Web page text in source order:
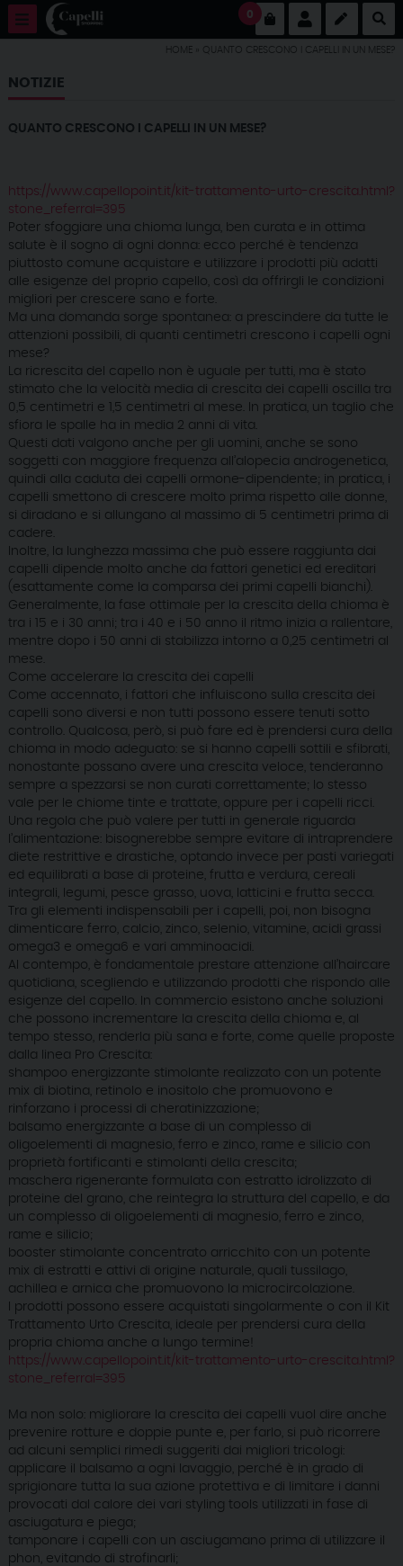
0
HOME » QUANTO CRESCONO I CAPELLI IN UN MESE?
NOTIZIE
QUANTO CRESCONO I CAPELLI IN UN MESE?
https://www.capellopoint.it/kit-trattamento-urto-crescita.html?
stone_referral=395
Poter sfoggiare una chioma lunga, ben curata e in ottima
salute è il sogno di ogni donna: ecco perché è tendenza
piuttosto comune acquistare e utilizzare i prodotti più adatti
alle esigenze del proprio capello, così da offrirgli le condizioni
migliori per crescere sano e forte.
Ma una domanda sorge spontanea: a prescindere da tutte le
attenzioni possibili, di quanti centimetri crescono i capelli ogni
mese?
La ricrescita del capello non è uguale per tutti, ma è stato
stimato che la velocità media di crescita dei capelli oscilla tra
0,5 centimetri e 1,5 centimetri al mese. In pratica, un taglio che
sfiora le spalle ha in media 2 anni di vita.
Questi dati valgono anche per gli uomini, anche se sono
soggetti con maggiore frequenza all’alopecia androgenetica,
quindi alla caduta dei capelli ormone-dipendente; in pratica, i
capelli smettono di crescere molto prima rispetto alle donne,
si diradano e si allungano al massimo di 5 centimetri prima di
cadere.
Inoltre, la lunghezza massima che può essere raggiunta dai
capelli dipende molto anche da fattori genetici ed ereditari
(esattamente come la comparsa dei primi capelli bianchi).
Generalmente, la fase ottimale per la crescita della chioma è
tra i 15 e i 30 anni; tra i 40 e i 50 anno il ritmo inizia a rallentare,
mentre dopo i 50 anni di stabilizza intorno a 0,25 centimetri al
mese.
Come accelerare la crescita dei capelli
Come accennato, i fattori che influiscono sulla crescita dei
capelli sono diversi e non tutti possono essere tenuti sotto
controllo. Qualcosa, però, si può fare ed è prendersi cura della
chioma in modo adeguato: se si hanno capelli sottili e sfibrati,
nonostante possano avere una crescita veloce, tenderanno
sempre a spezzarsi se non curati correttamente; lo stesso
vale per le chiome tinte e trattate, oppure per i capelli ricci.
Una regola che può valere per tutti in generale riguarda
l’alimentazione: bisognerebbe sempre evitare di intraprendere
diete restrittive e drastiche, optando invece per pasti variegati
ed equilibrati a base di proteine, frutta e verdura, cereali
integrali, legumi, pesce grasso, uova, latticini e frutta secca.
Tra gli elementi indispensabili per i capelli, poi, non bisogna
dimenticare ferro, calcio, zinco, selenio, vitamine, acidi grassi
omega3 e omega6 e vari amminoacidi.
Al contempo, è fondamentale prestare attenzione all’haircare
quotidiana, scegliendo e utilizzando prodotti che rispondo alle
esigenze del capello. In commercio esistono anche soluzioni
che possono incrementare la crescita della chioma e, al
tempo stesso, renderla più sana e forte, come quelle proposte
dalla linea Pro Crescita:
shampoo energizzante stimolante realizzato con un potente
mix di biotina, retinolo e inositolo che promuovono e
rinforzano i processi di cheratinizzazione;
balsamo energizzante a base di un complesso di
oligoelementi di magnesio, ferro e zinco, rame e silicio con
proprietà fortificanti e stimolanti della crescita;
maschera rigenerante formulata con estratto idrolizzato di
proteine del grano, che reintegra la struttura del capello, e da
un complesso di oligoelementi di magnesio, ferro e zinco,
rame e silicio;
booster stimolante concentrato arricchito con un potente
mix di estratti e attivi di origine naturale, quali tussilago,
achillea e arnica che promuovono la microcircolazione.
I prodotti possono essere acquistati singolarmente o con il Kit
Trattamento Urto Crescita, ideale per prendersi cura della
propria chioma anche a lungo termine!
https://www.capellopoint.it/kit-trattamento-urto-crescita.html?
stone_referral=395
Ma non solo: migliorare la crescita dei capelli vuol dire anche
prevenire rotture e doppie punte e, per farlo, si può ricorrere
ad alcuni semplici rimedi suggeriti dai migliori tricologi:
applicare il balsamo a ogni lavaggio, perché è in grado di
sprigionare tutta la sua azione protettiva e di limitare i danni
provocati dal calore dei vari styling tools utilizzati in fase di
asciugatura e piega;
tamponare i capelli con un asciugamano prima di utilizzare il
phon, evitando di strofinarli;